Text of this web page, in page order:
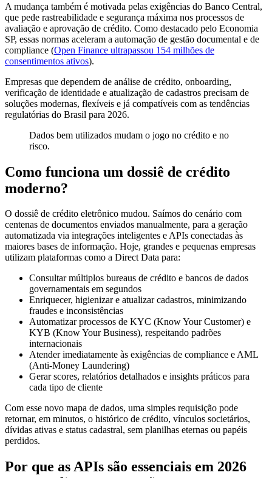
A mudança também é motivada pelas exigências do Banco Central,
que pede rastreabilidade e segurança máxima nos processos de
avaliação e aprovação de crédito. Como destacado pelo Economia
SP, essas normas aceleram a automação de gestão documental e de
compliance (Open Finance ultrapassou 154 milhões de
consentimentos ativos).
Empresas que dependem de análise de crédito, onboarding,
verificação de identidade e atualização de cadastros precisam de
soluções modernas, flexíveis e já compatíveis com as tendências
regulatórias do Brasil para 2026.
Dados bem utilizados mudam o jogo no crédito e no
risco.
Como funciona um dossiê de crédito
moderno?
O dossiê de crédito eletrônico mudou. Saímos do cenário com
centenas de documentos enviados manualmente, para a geração
automatizada via integrações inteligentes e APIs conectadas às
maiores bases de informação. Hoje, grandes e pequenas empresas
utilizam plataformas como a Direct Data para:
Consultar múltiplos bureaus de crédito e bancos de dados
governamentais em segundos
Enriquecer, higienizar e atualizar cadastros, minimizando
fraudes e inconsistências
Automatizar processos de KYC (Know Your Customer) e
KYB (Know Your Business), respeitando padrões
internacionais
Atender imediatamente às exigências de compliance e AML
(Anti-Money Laundering)
Gerar scores, relatórios detalhados e insights práticos para
cada tipo de cliente
Com esse novo mapa de dados, uma simples requisição pode
retornar, em minutos, o histórico de crédito, vínculos societários,
dívidas ativas e status cadastral, sem planilhas eternas ou papéis
perdidos.
Por que as APIs são essenciais em 2026